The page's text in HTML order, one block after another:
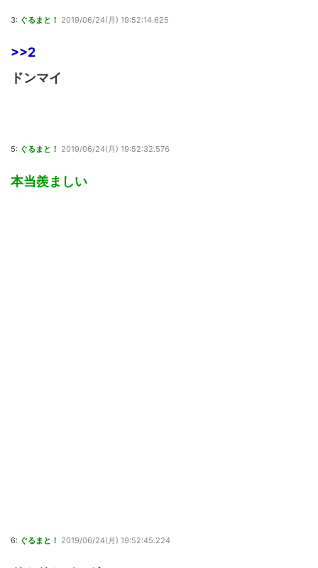
3: ぐるまと！ 2019/06/24(月) 19:52:14.625
>>2
ドンマイ
5: ぐるまと！ 2019/06/24(月) 19:52:32.576
本当羨ましい
6: ぐるまと！ 2019/06/24(月) 19:52:45.224